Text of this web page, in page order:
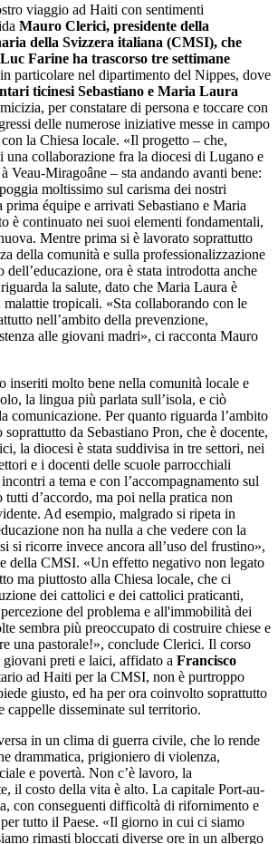
viaggio ad Haiti con sentimenti
Mauro Clerici, presidente della
della Svizzera italiana (CMSI), che
Farine ha trascorso tre settimane
particolare nel dipartimento del Nippes, dove
ticinesi Sebastiano e Maria Laura
per constatare di persona e toccare con
delle numerose iniziative messe in campo
la Chiesa locale. «Il progetto – che,
una collaborazione fra la diocesi di Lugano e
Veau-Miragoâne – sta andando avanti bene:
moltissimo sul carisma dei nostri
équipe e arrivati Sebastiano e Maria
è continuato nei suoi elementi fondamentali,
Mentre prima si è lavorato soprattutto
della comunità e sulla professionalizzazione
dell’educazione, ora è stata introdotta anche
la salute, dato che Maria Laura è
malattie tropicali. «Sta collaborando con le
nell’ambito della prevenzione,
alle giovani madri», ci racconta Mauro
inseriti molto bene nella comunità locale e
la lingua più parlata sull’isola, e ciò
comunicazione. Per quanto riguarda l’ambito
da Sebastiano Pron, che è docente,
la diocesi è stata suddivisa in tre settori, nei
e i docenti delle scuole parrocchiali
a tema e con l’accompagnamento sul
tutti d’accordo, ma poi nella pratica non
Ad esempio, malgrado si ripeta in
non ha nulla a che vedere con la
si ricorre invece ancora all’uso del frustino»,
della CMSI. «Un effetto negativo non legato
ma piuttosto alla Chiesa locale, che ci
dei cattolici e dei cattolici praticanti,
del problema e all'immobilità dei
sembra più preoccupato di costruire chiese e
una pastorale!», conclude Clerici. Il corso
preti e laici, affidato a Francisco
ad Haiti per la CMSI, non è purtroppo
giusto, ed ha per ora coinvolto soprattutto
disseminate sul territorio.
in un clima di guerra civile, che lo rende
drammatica, prigioniero di violenza,
e povertà. Non c’è lavoro, la
il costo della vita è alto. La capitale Port-au-
con conseguenti difficoltà di rifornimento e
tutto il Paese. «Il giorno in cui ci siamo
rimasti bloccati diverse ore in un albergo